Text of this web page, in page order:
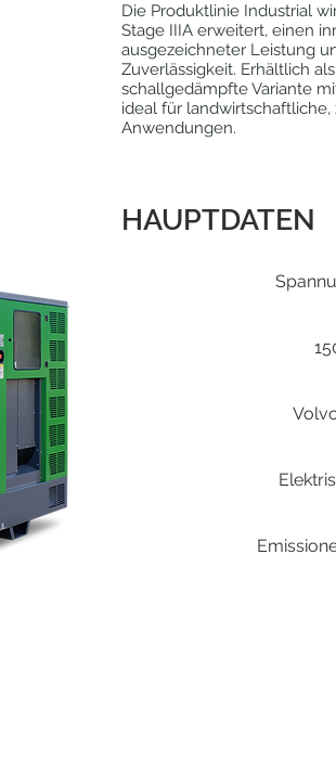
Die Produktlinie Industrial
Stage IIIA erweitert, einen
ausgezeichneter Leistung
Zuverlässigkeit. Erhältlich
schallgedämpfte Variante
ideal für
Anwendungen.
HAUPTDATEN